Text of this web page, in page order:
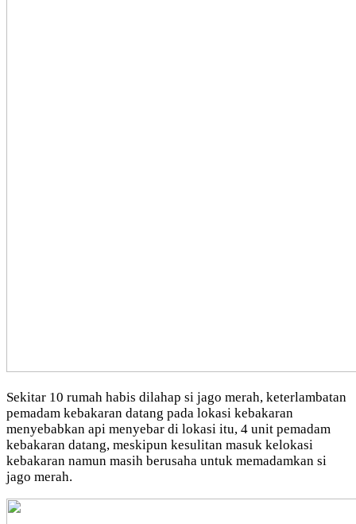
Sekitar 10 rumah habis dilahap si jago merah, keterlambatan
pemadam kebakaran datang pada lokasi kebakaran
menyebabkan api menyebar di lokasi itu, 4 unit pemadam
kebakaran datang, meskipun kesulitan masuk kelokasi
kebakaran namun masih berusaha untuk memadamkan si
jago merah.